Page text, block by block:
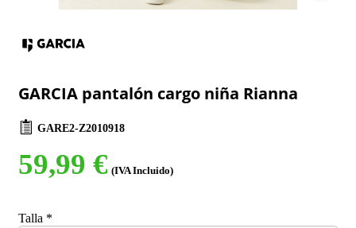
GARCIA pantalón cargo niña Rianna
GARE2-Z2010918
59,99 € (IVA Incluido)
Talla *